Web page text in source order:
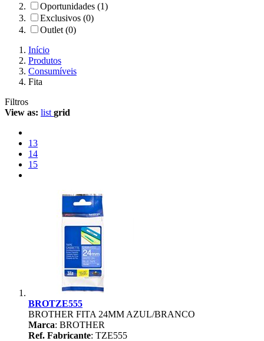
Oportunidades (1)
Exclusivos (0)
Outlet (0)
Início
Produtos
Consumíveis
Fita
Filtros
View as: list grid
13
14
15
BROTZE555
BROTHER FITA 24MM AZUL/BRANCO
Marca: BROTHER
Ref. Fabricante: TZE555